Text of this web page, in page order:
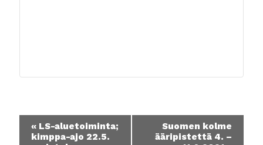
Tapahtuma
navigointi
« LS-aluetoiminta;
kimppa-ajo 22.5.
Suomen kolme
ääripistettä 4. –